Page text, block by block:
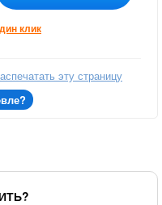
клик
эту страницу